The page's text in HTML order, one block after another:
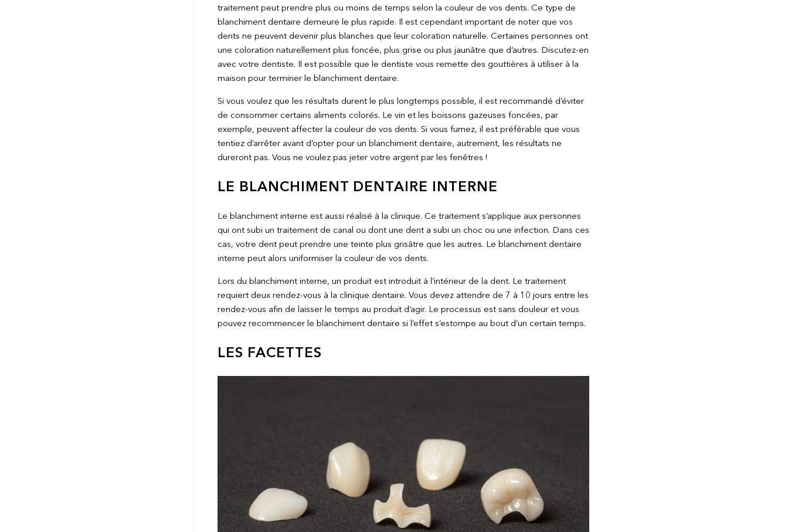
traitement peut prendre plus ou moins de temps selon la couleur de vos dents. Ce type de
blanchiment dentaire demeure le plus rapide. Il est cependant important de noter que vos
dents ne peuvent devenir plus blanches que leur coloration naturelle. Certaines personnes ont
une coloration naturellement plus foncée, plus grise ou plus jaunâtre que d’autres. Discutez-en
avec votre dentiste. Il est possible que le dentiste vous remette des gouttières à utiliser à la
maison pour terminer le blanchiment dentaire.
Si vous voulez que les résultats durent le plus longtemps possible, il est recommandé d’éviter
de consommer certains aliments colorés. Le vin et les boissons gazeuses foncées, par
exemple, peuvent affecter la couleur de vos dents. Si vous fumez, il est préférable que vous
tentiez d’arrêter avant d’opter pour un blanchiment dentaire, autrement, les résultats ne
dureront pas. Vous ne voulez pas jeter votre argent par les fenêtres !
LE BLANCHIMENT DENTAIRE INTERNE
Le blanchiment interne est aussi réalisé à la clinique. Ce traitement s’applique aux personnes
qui ont subi un traitement de canal ou dont une dent a subi un choc ou une infection. Dans ces
cas, votre dent peut prendre une teinte plus grisâtre que les autres. Le blanchiment dentaire
interne peut alors uniformiser la couleur de vos dents.
Lors du blanchiment interne, un produit est introduit à l’intérieur de la dent. Le traitement
requiert deux rendez-vous à la clinique dentaire. Vous devez attendre de 7 à 10 jours entre les
rendez-vous afin de laisser le temps au produit d’agir. Le processus est sans douleur et vous
pouvez recommencer le blanchiment dentaire si l’effet s’estompe au bout d’un certain temps.
LES FACETTES